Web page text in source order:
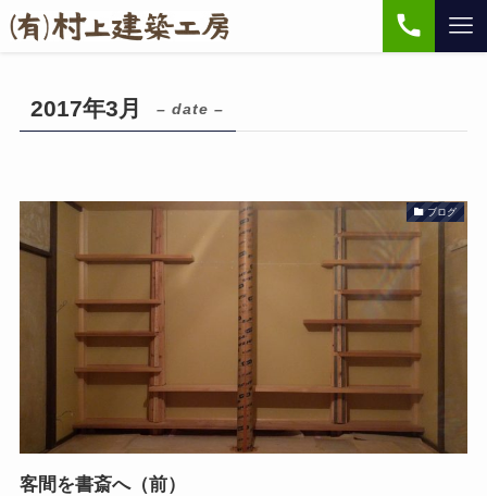
2017年3月 – date –
ブログ
客間を書斎へ（前）